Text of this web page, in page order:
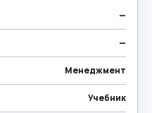
—
—
Менеджмент
Учебник